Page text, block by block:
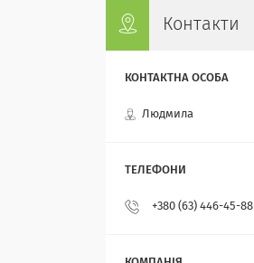
Контакти
Людмила
+380 (63) 446-45-88